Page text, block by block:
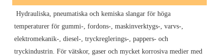
Hydrauliska, pneumatiska och kemiska slangar för höga
temperaturer för gummi-, fordons-, maskinverktygs-, varvs-,
elektromekanik-, diesel-, tryckreglerings-, pappers- och
tryckindustrin. För vätskor, gaser och mycket korrosiva medier med